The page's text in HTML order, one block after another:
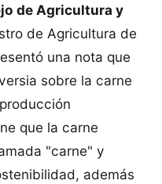
de Agricultura y
de Agricultura de
una nota que
sobre la carne
que la carne
"carne" y
además